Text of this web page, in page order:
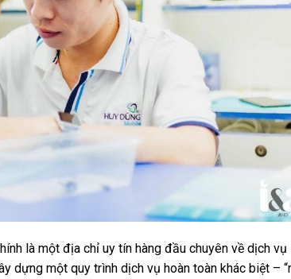
là một địa chỉ uy tín hàng đầu chuyên về dịch vụ
dựng một quy trình dịch vụ hoàn toàn khác biệt –